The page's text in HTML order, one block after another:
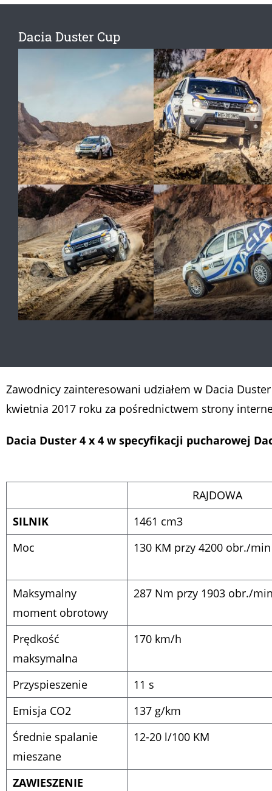
Dacia Duster Cup
Zawodnicy zainteresowani udziałem w Dacia
kwietnia 2017 roku za pośrednictwem strony
Dacia Duster 4 x 4 w specyfikacji pucharowej
RAJDOWA
SILNIK
1461 cm3
Moc
130 KM przy 4200 obr./min
Maksymalny
moment obrotowy
287 Nm przy 1903 obr./
Prędkość
maksymalna
170 km/h
Przyspieszenie
11 s
Emisja CO2
137 g/km
Średnie spalanie
mieszane
12-20 l/100 KM
ZAWIESZENIE